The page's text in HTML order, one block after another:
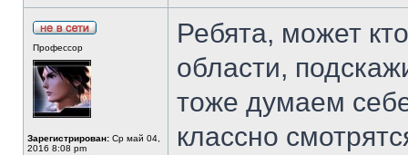
Профессор
Зарегистрирован: Ср май 04,
2016 8:08 pm
Ребята, может
области,
тоже думаем
классно